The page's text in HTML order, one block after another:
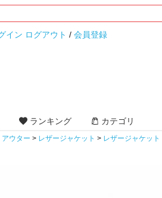
イン ログアウト / 会員登録
ランキング カテゴリ
アウター レザージャケット レザージャケット